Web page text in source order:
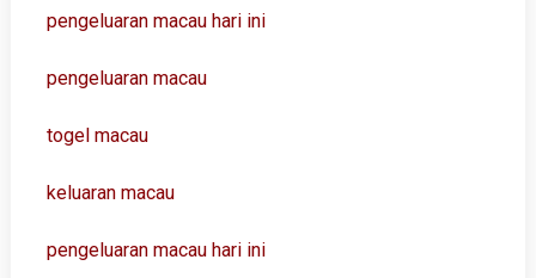
pengeluaran macau hari ini
pengeluaran macau
togel macau
keluaran macau
pengeluaran macau hari ini